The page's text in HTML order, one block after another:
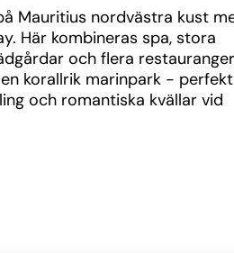
Mauritius nordvästra kust
Här kombineras spa, stora
och flera restauranger
korallrik marinpark - perfekt
och romantiska kvällar vid